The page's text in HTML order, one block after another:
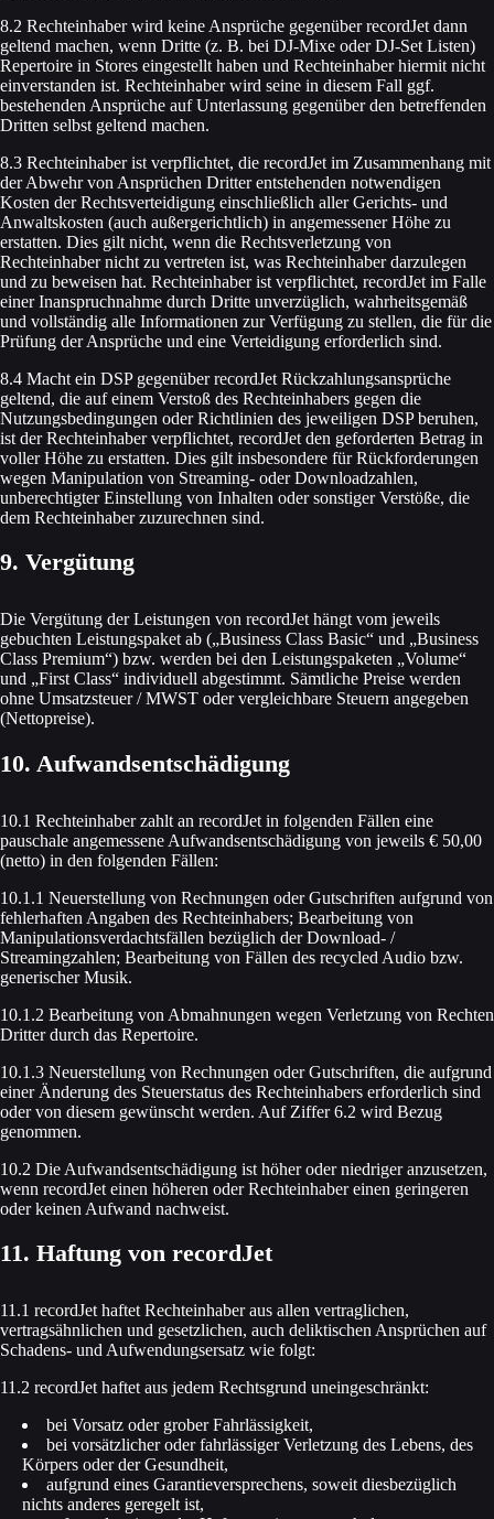
8.2 Rechteinhaber wird keine Ansprüche gegenüber recordJet dann
geltend machen, wenn Dritte (z. B. bei DJ-Mixe oder DJ-Set Listen)
Repertoire in Stores eingestellt haben und Rechteinhaber hiermit nicht
einverstanden ist. Rechteinhaber wird seine in diesem Fall ggf.
bestehenden Ansprüche auf Unterlassung gegenüber den betreffenden
Dritten selbst geltend machen.
8.3 Rechteinhaber ist verpflichtet, die recordJet im Zusammenhang mit
der Abwehr von Ansprüchen Dritter entstehenden notwendigen
Kosten der Rechtsverteidigung einschließlich aller Gerichts- und
Anwaltskosten (auch außergerichtlich) in angemessener Höhe zu
erstatten. Dies gilt nicht, wenn die Rechtsverletzung von
Rechteinhaber nicht zu vertreten ist, was Rechteinhaber darzulegen
und zu beweisen hat. Rechteinhaber ist verpflichtet, recordJet im Falle
einer Inanspruchnahme durch Dritte unverzüglich, wahrheitsgemäß
und vollständig alle Informationen zur Verfügung zu stellen, die für die
Prüfung der Ansprüche und eine Verteidigung erforderlich sind.
8.4 Macht ein DSP gegenüber recordJet Rückzahlungsansprüche
geltend, die auf einem Verstoß des Rechteinhabers gegen die
Nutzungsbedingungen oder Richtlinien des jeweiligen DSP beruhen,
ist der Rechteinhaber verpflichtet, recordJet den geforderten Betrag in
voller Höhe zu erstatten. Dies gilt insbesondere für Rückforderungen
wegen Manipulation von Streaming- oder Downloadzahlen,
unberechtigter Einstellung von Inhalten oder sonstiger Verstöße, die
dem Rechteinhaber zuzurechnen sind.
9. Vergütung
Die Vergütung der Leistungen von recordJet hängt vom jeweils
gebuchten Leistungspaket ab („Business Class Basic“ und „Business
Class Premium“) bzw. werden bei den Leistungspaketen „Volume“
und „First Class“ individuell abgestimmt. Sämtliche Preise werden
ohne Umsatzsteuer / MWST oder vergleichbare Steuern angegeben
(Nettopreise).
10. Aufwandsentschädigung
10.1 Rechteinhaber zahlt an recordJet in folgenden Fällen eine
pauschale angemessene Aufwandsentschädigung von jeweils € 50,00
(netto) in den folgenden Fällen:
10.1.1 Neuerstellung von Rechnungen oder Gutschriften aufgrund von
fehlerhaften Angaben des Rechteinhabers; Bearbeitung von
Manipulationsverdachtsfällen bezüglich der Download- /
Streamingzahlen; Bearbeitung von Fällen des recycled Audio bzw.
generischer Musik.
10.1.2 Bearbeitung von Abmahnungen wegen Verletzung von Rechten
Dritter durch das Repertoire.
10.1.3 Neuerstellung von Rechnungen oder Gutschriften, die aufgrund
einer Änderung des Steuerstatus des Rechteinhabers erforderlich sind
oder von diesem gewünscht werden. Auf Ziffer 6.2 wird Bezug
genommen.
10.2 Die Aufwandsentschädigung ist höher oder niedriger anzusetzen,
wenn recordJet einen höheren oder Rechteinhaber einen geringeren
oder keinen Aufwand nachweist.
11. Haftung von recordJet
11.1 recordJet haftet Rechteinhaber aus allen vertraglichen,
vertragsähnlichen und gesetzlichen, auch deliktischen Ansprüchen auf
Schadens- und Aufwendungsersatz wie folgt:
11.2 recordJet haftet aus jedem Rechtsgrund uneingeschränkt:
bei Vorsatz oder grober Fahrlässigkeit,
bei vorsätzlicher oder fahrlässiger Verletzung des Lebens, des
Körpers oder der Gesundheit,
aufgrund eines Garantieversprechens, soweit diesbezüglich
nichts anderes geregelt ist,